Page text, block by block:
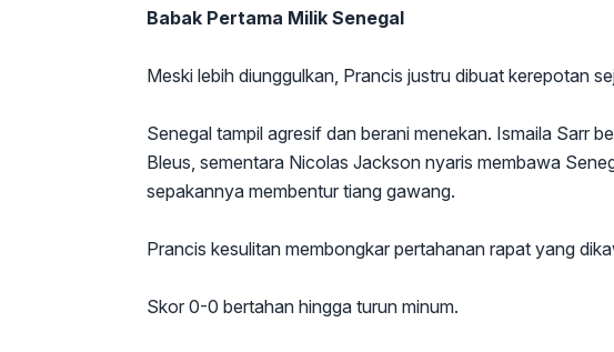
Babak Pertama Milik Senegal
Meski lebih diunggulkan, Prancis justru dibuat kerepotan
Senegal tampil agresif dan berani menekan. Ismaila Sarr
Bleus, sementara Nicolas Jackson nyaris membawa
sepakannya membentur tiang gawang.
Prancis kesulitan membongkar pertahanan rapat yang
Skor 0-0 bertahan hingga turun minum.